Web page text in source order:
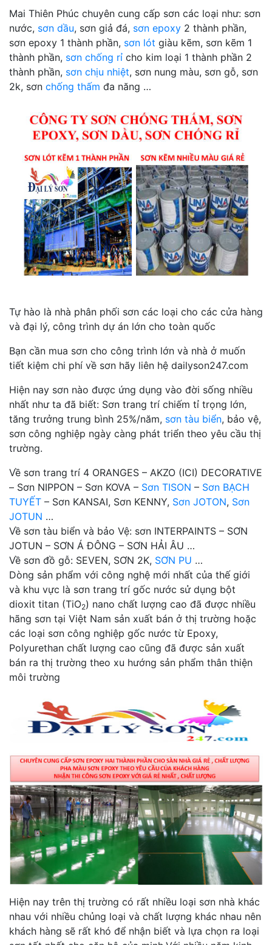
Mai Thiên Phúc chuyên cung cấp sơn các loại như: sơn
nước, sơn dầu, sơn giả đá, sơn epoxy 2 thành phần,
sơn epoxy 1 thành phần, sơn lót giàu kẽm, sơn kẽm 1
thành phần, sơn chống rỉ cho kim loại 1 thành phần 2
thành phần, sơn chịu nhiệt, sơn nung màu, sơn gỗ, sơn
2k, sơn chống thấm đa năng …
Tự hào là nhà phân phối sơn các loại cho các cửa hàng
và đại lý, công trình dự án lớn cho toàn quốc
Bạn cần mua sơn cho công trình lớn và nhà ở muốn
tiết kiệm chi phí về sơn hãy liên hệ dailyson247.com
Hiện nay sơn nào được ứng dụng vào đời sống nhiều
nhất như ta đã biết: Sơn trang trí chiếm tỉ trọng lớn,
tăng trưởng trung bình 25%/năm, sơn tàu biển, bảo vệ,
sơn công nghiệp ngày càng phát triển theo yêu cầu thị
trường.
Về sơn trang trí 4 ORANGES – AKZO (ICI) DECORATIVE
– Sơn NIPPON – Sơn KOVA – Sơn TISON – Sơn BẠCH
TUYẾT – Sơn KANSAI, Sơn KENNY, Sơn JOTON, Sơn
JOTUN …
Về sơn tàu biển và bảo Vệ: sơn INTERPAINTS – SƠN
JOTUN – SƠN Á ĐÔNG – SƠN HẢI ÂU …
Về sơn đồ gỗ: SEVEN, SƠN 2K, SƠN PU …
Dòng sản phẩm với công nghệ mới nhất của thế giới
và khu vực là sơn trang trí gốc nước sử dụng bột
dioxit titan (TiO2) nano chất lượng cao đã được nhiều
hãng sơn tại Việt Nam sản xuất bán ở thị trường hoặc
các loại sơn công nghiệp gốc nước từ Epoxy,
Polyurethan chất lượng cao cũng đã được sản xuất
bán ra thị trường theo xu hướng sản phẩm thân thiện
môi trường
Hiện nay trên thị trường có rất nhiều loại sơn nhà khác
nhau với nhiều chủng loại và chất lượng khác nhau nên
khách hàng sẽ rất khó để nhận biết và lựa chọn ra loại